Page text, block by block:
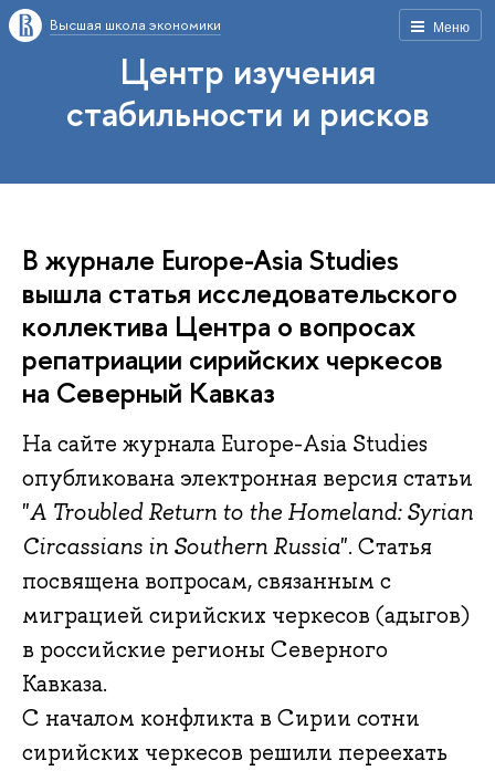
Меню
Высшая школа экономики
Центр изучения
стабильности и рисков
В журнале Europe-Asia Studies
вышла статья исследовательского
коллектива Центра о вопросах
репатриации сирийских черкесов
на Северный Кавказ
На сайте журнала Europe-Asia Studies
опубликована электронная версия статьи
"A Troubled Return to the Homeland: Syrian
Circassians in Southern Russia". Статья
посвящена вопросам, связанным с
миграцией сирийских черкесов (адыгов)
в российские регионы Северного
Кавказа.
С началом конфликта в Сирии сотни
сирийских черкесов решили переехать